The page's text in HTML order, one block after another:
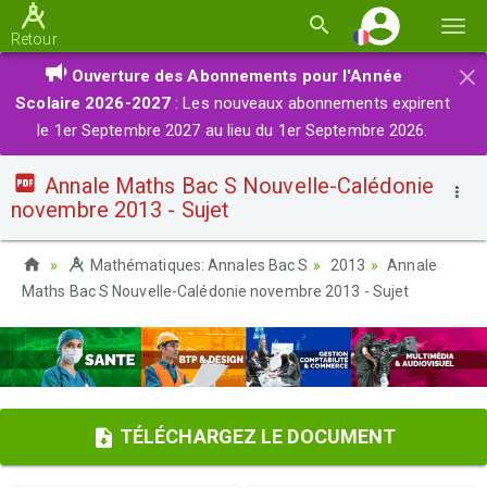
la
Retour
×
Ouverture des Abonnements pour l'Année
Scolaire 2026-2027 : Les nouveaux abonnements expirent
le 1er Septembre 2027 au lieu du 1er Septembre 2026.
Annale Maths Bac S Nouvelle-Calédonie
novembre 2013 - Sujet
Mathématiques: Annales Bac S 2013
Annale
Maths Bac S Nouvelle-Calédonie novembre 2013 - Sujet
TÉLÉCHARGEZ LE DOCUMENT